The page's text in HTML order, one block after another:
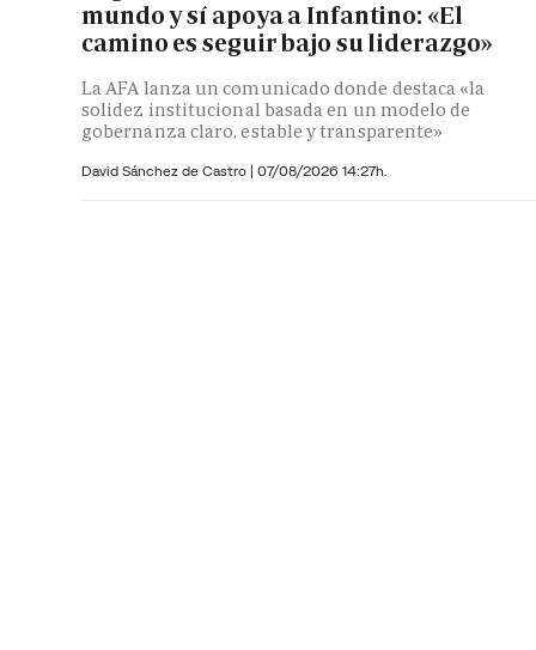
mundo y sí apoya a Infantino: «El
camino es seguir bajo su liderazgo»
La AFA lanza un comunicado donde destaca «la
solidez institucional basada en un modelo de
gobernanza claro, estable y transparente»
David Sánchez de Castro | 07/08/2026 14:27h.